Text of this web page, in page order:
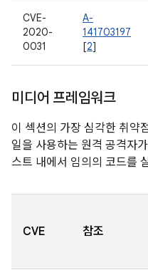
CVE-
2020-
0031
A-
141703197
[2]
미디어 프레임워크
이 섹션의 가장 심각한 취약
일을 사용하는 원격 공격자
스트 내에서 임의의 코드를
CVE 참조